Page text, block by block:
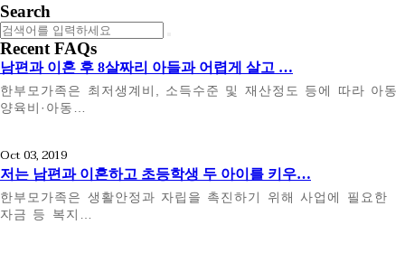
Search
Recent FAQs
남편과 이혼 후 8살짜리 아들과 어렵게 살고 …
한부모가족은 최저생계비, 소득수준 및 재산정도 등에 따라 아동
양육비·아동…
Oct 03, 2019
저는 남편과 이혼하고 초등학생 두 아이를 키우…
한부모가족은 생활안정과 자립을 촉진하기 위해 사업에 필요한
자금 등 복지…